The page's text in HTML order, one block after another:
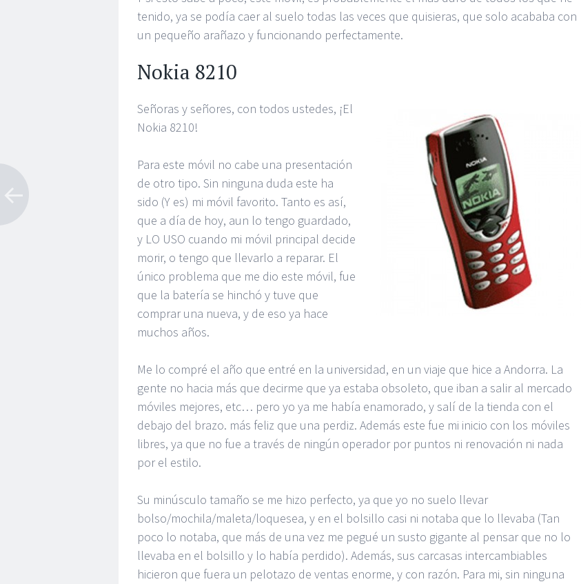
tenido, ya se podía caer al suelo todas las veces que quisieras, que solo acababa con
un pequeño arañazo y funcionando perfectamente.
Nokia 8210
Señoras y señores, con todos ustedes, ¡El
Nokia 8210!
Para este móvil no cabe una presentación
de otro tipo. Sin ninguna duda este ha
sido (Y es) mi móvil favorito. Tanto es así,
que a día de hoy, aun lo tengo guardado,
y LO USO cuando mi móvil principal decide
morir, o tengo que llevarlo a reparar. El
único problema que me dio este móvil, fue
que la batería se hinchó y tuve que
comprar una nueva, y de eso ya hace
muchos años.
Me lo compré el año que entré en la universidad, en un viaje que hice a Andorra. La
gente no hacia más que decirme que ya estaba obsoleto, que iban a salir al mercado
móviles mejores, etc… pero yo ya me había enamorado, y salí de la tienda con el
debajo del brazo. más feliz que una perdiz. Además este fue mi inicio con los móviles
libres, ya que no fue a través de ningún operador por puntos ni renovación ni nada
por el estilo.
Su minúsculo tamaño se me hizo perfecto, ya que yo no suelo llevar
bolso/mochila/maleta/loquesea, y en el bolsillo casi ni notaba que lo llevaba (Tan
poco lo notaba, que más de una vez me pegué un susto gigante al pensar que no lo
llevaba en el bolsillo y lo había perdido). Además, sus carcasas intercambiables
hicieron que fuera un pelotazo de ventas enorme, y con razón. Para mi, sin ninguna